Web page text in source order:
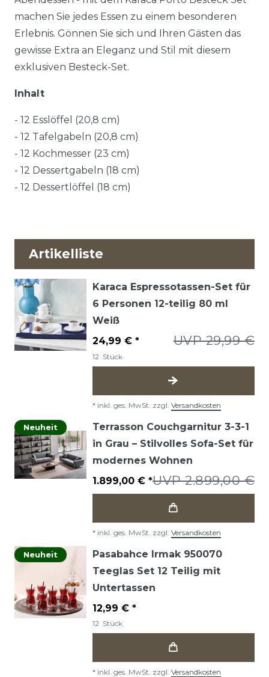
machen Sie jedes Essen zu einem besonderen
Erlebnis. Gönnen Sie sich und Ihren Gästen das
gewisse Extra an Eleganz und Stil mit diesem
exklusiven Besteck-Set.
Inhalt
- 12 Esslöffel (20,8 cm)
- 12 Tafelgabeln (20,8 cm)
- 12 Kochmesser (23 cm)
- 12 Dessertgabeln (18 cm)
- 12 Dessertlöffel (18 cm)
Artikelliste
Karaca Espressotassen-Set für
6 Personen 12-teilig 80 ml
Weiß
UVP 29,99 €
24,99 € *
12 Stück
* inkl. ges. MwSt. zzgl. Versandkosten
Neuheit
Terrasson Couchgarnitur 3-3-1
in Grau – Stilvolles Sofa-Set für
modernes Wohnen
UVP 2.899,00 €
1.899,00 € *
* inkl. ges. MwSt. zzgl. Versandkosten
Neuheit
Pasabahce Irmak 950070
Teeglas Set 12 Teilig mit
Untertassen
12,99 € *
12 Stück
* inkl. ges. MwSt. zzgl. Versandkosten